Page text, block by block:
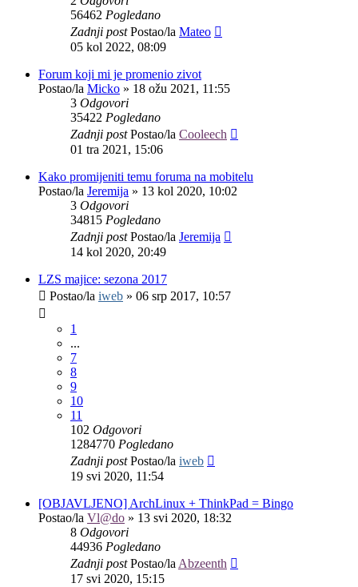
56462 Pogledano
Zadnji postPostao/la Mateo
05 kol 2022, 08:09
Forum koji mi je promenio zivot
Postao/la Micko » 18 ožu 2021, 11:55
3 Odgovori
35422 Pogledano
Zadnji postPostao/la Cooleech
01 tra 2021, 15:06
Kako promijeniti temu foruma na mobitelu
Postao/la Jeremija » 13 kol 2020, 10:02
3 Odgovori
34815 Pogledano
Zadnji postPostao/la Jeremija
14 kol 2020, 20:49
LZS majice: sezona 2017
Postao/la iweb » 06 srp 2017, 10:57
1
...
7
8
9
10
11
102 Odgovori
1284770 Pogledano
Zadnji postPostao/la iweb
19 svi 2020, 11:54
[OBJAVLJENO] ArchLinux + ThinkPad = Bingo
Postao/la Vl@do » 13 svi 2020, 18:32
8 Odgovori
44936 Pogledano
Zadnji postPostao/la Abzeenth
17 svi 2020, 15:15